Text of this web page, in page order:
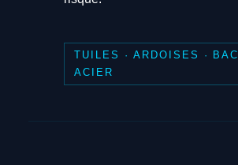
TUILES · ARDOISES · BAC
ACIER